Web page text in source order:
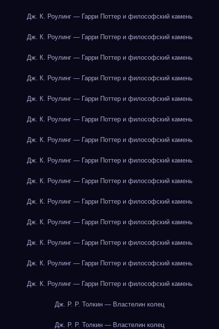
Дж. К. Роулинг — Гарри Поттер и философский камень
Дж. К. Роулинг — Гарри Поттер и философский камень
Дж. К. Роулинг — Гарри Поттер и философский камень
Дж. К. Роулинг — Гарри Поттер и философский камень
Дж. К. Роулинг — Гарри Поттер и философский камень
Дж. К. Роулинг — Гарри Поттер и философский камень
Дж. К. Роулинг — Гарри Поттер и философский камень
Дж. К. Роулинг — Гарри Поттер и философский камень
Дж. К. Роулинг — Гарри Поттер и философский камень
Дж. К. Роулинг — Гарри Поттер и философский камень
Дж. К. Роулинг — Гарри Поттер и философский камень
Дж. К. Роулинг — Гарри Поттер и философский камень
Дж. К. Роулинг — Гарри Поттер и философский камень
Дж. К. Роулинг — Гарри Поттер и философский камень
Дж. Р. Р. Толкин — Властелин колец
Дж. Р. Р. Толкин — Властелин колец